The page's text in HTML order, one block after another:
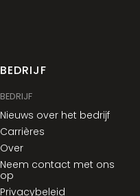
BEDRIJF
BEDRIJF
Nieuws over het bedrijf
Carrières
Over
Neem contact met ons
op
Privacybeleid